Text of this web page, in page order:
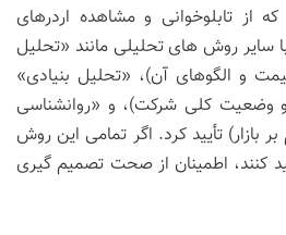
از تابلوخوانی و مشاهده اردرهای
سایر روش های تحلیلی مانند «تحلیل
و الگوهای آن)، «تحلیل بنیادی»
وضعیت کلی شرکت)، و «روانشناسی
بازار) تأیید کرد. اگر تمامی این روش
کنند، اطمینان از صحت تصمیم گیری